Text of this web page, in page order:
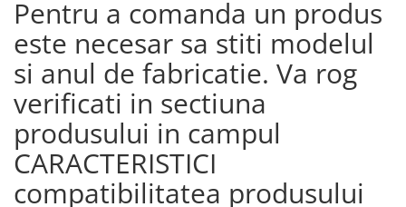
Pentru a comanda un produs
este necesar sa stiti modelul
si anul de fabricatie. Va rog
verificati in sectiuna
produsului in campul
CARACTERISTICI
compatibilitatea produsului